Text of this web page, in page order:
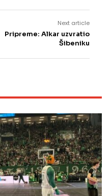
Next article
Pripreme: Alkar uzvratio
Šibeniku